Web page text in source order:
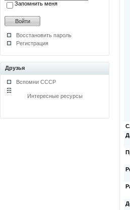
Запомнить меня
Восстановить пароль
Регистрация
Друзья
Вспомни СССР
Интересные ресурсы